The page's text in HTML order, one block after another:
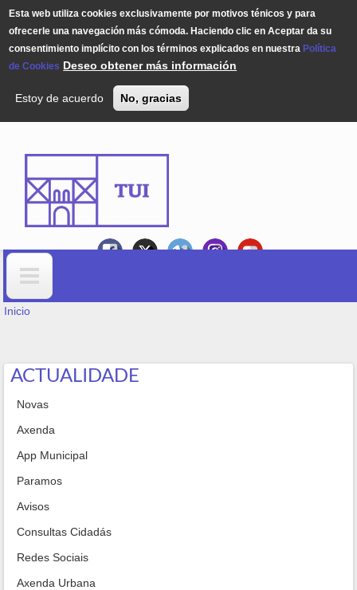
Esta web utiliza cookies exclusivamente por motivos ténicos y para
ofrecerle una navegación más cómoda. Haciendo clic en Aceptar da su
consentimiento implícito con los términos explicados en nuestra Política
de Cookies Deseo obtener más información
Estoy de acuerdo No, gracias
Formulario de búsqueda
USTED ESTÁ AQUÍ
Inicio
ACTUALIDADE
Novas
Axenda
App Municipal
Paramos
Avisos
Consultas Cidadás
Redes Sociais
Axenda Urbana